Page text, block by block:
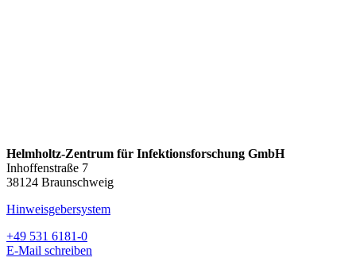
Helmholtz-Zentrum für Infektionsforschung GmbH
Inhoffenstraße 7
38124 Braunschweig
Hinweisgebersystem
+49 531 6181-0
E-Mail schreiben